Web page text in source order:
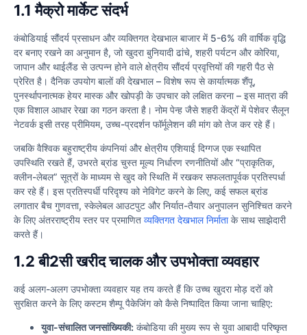
1.1 मैक्रो मार्केट संदर्भ
कंबोडियाई सौंदर्य प्रसाधन और व्यक्तिगत देखभाल बाजार में 5-6% की वार्षिक वृद्धि
दर बनाए रखने का अनुमान है, जो खुदरा बुनियादी ढांचे, शहरी पर्यटन और कोरिया,
जापान और थाईलैंड से उत्पन्न होने वाले क्षेत्रीय सौंदर्य प्रवृत्तियों की गहरी पैठ से
प्रेरित है। दैनिक उपयोग बालों की देखभाल – विशेष रूप से कार्यात्मक शैंपू,
पुनर्स्थापनात्मक हेयर मास्क और खोपड़ी के उपचार को लक्षित करना – इस मात्रा की
एक विशाल आधार रेखा का गठन करता है। नोम पेन्ह जैसे शहरी केंद्रों में पेशेवर सैलून
नेटवर्क इसी तरह प्रीमियम, उच्च-प्रदर्शन फॉर्मूलेशन की मांग को तेज कर रहे हैं।
जबकि वैश्विक बहुराष्ट्रीय कंपनियां और क्षेत्रीय एशियाई दिग्गज एक स्थापित
उपस्थिति रखते हैं, उभरते ब्रांड चुस्त मूल्य निर्धारण रणनीतियों और “प्राकृतिक,
क्लीन-लेबल” सूत्रों के माध्यम से खुद को स्थिति में रखकर सफलतापूर्वक प्रतिस्पर्धा
कर रहे हैं। इस प्रतिस्पर्धी परिदृश्य को नेविगेट करने के लिए, कई सफल ब्रांड
लगातार बैच गुणवत्ता, स्केलेबल आउटपुट और निर्यात-तैयार अनुपालन सुनिश्चित करने
के लिए अंतरराष्ट्रीय स्तर पर प्रमाणित व्यक्तिगत देखभाल निर्माताके साथ साझेदारी
करते हैं।
1.2 बी2सी खरीद चालक और उपभोक्ता व्यवहार
कई अलग-अलग उपभोक्ता व्यवहार यह तय करते हैं कि उच्च खुदरा मोड़ दरों को
सुरक्षित करने के लिए कस्टम शैम्पू पैकेजिंग को कैसे निष्पादित किया जाना चाहिए:
युवा-संचालित जनसांख्यिकी: कंबोडिया की मुख्य रूप से युवा आबादी परिष्कृत